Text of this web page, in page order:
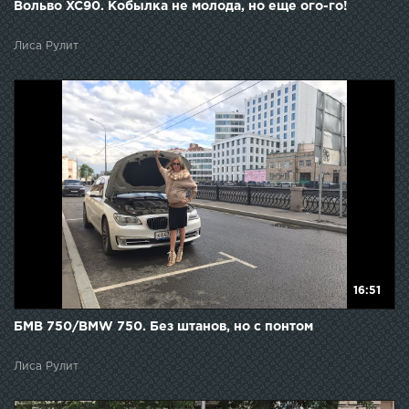
Вольво XC90. Кобылка не молода, но еще ого-го!
Лиса Рулит
16:51
БМВ 750/BMW 750. Без штанов, но с понтом
Лиса Рулит